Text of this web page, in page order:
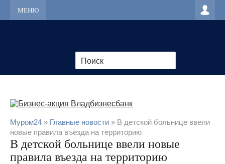
МЕНЮ
Муром24 » Главные новости » В детской больнице ввели
новые правила въезда на территорию
В детской больнице ввели новые
правила въезда на территорию